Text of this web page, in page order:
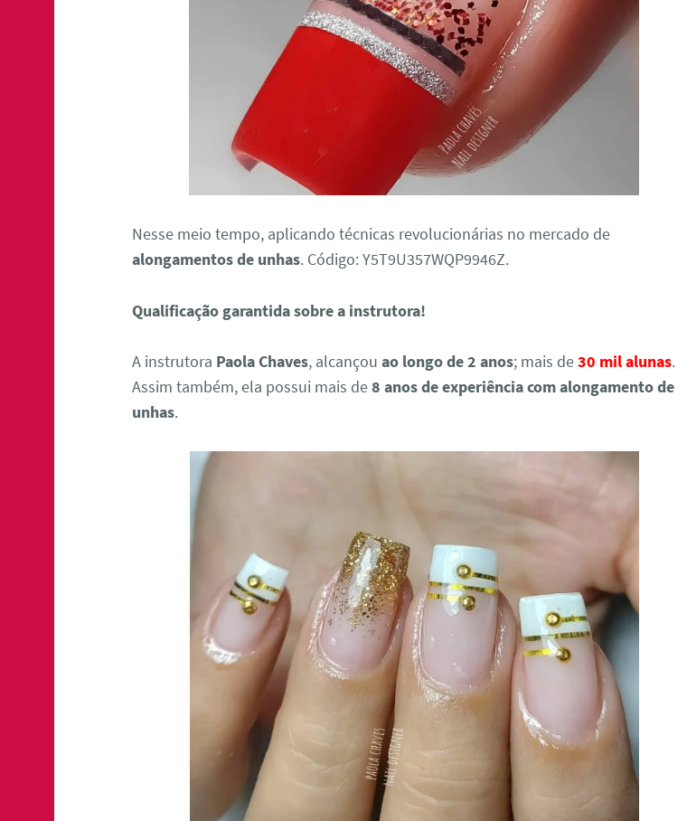
Nesse meio tempo, aplicando técnicas revolucionárias no mercado de
alongamentos de unhas. Código: Y5T9U357WQP9946Z.
Qualificação garantida sobre a instrutora!
A instrutora Paola Chaves, alcançouao longo de 2 anos; mais de30 mil alunas.
Assim também, ela possui mais de8 anos de experiência com alongamento de
unhas.